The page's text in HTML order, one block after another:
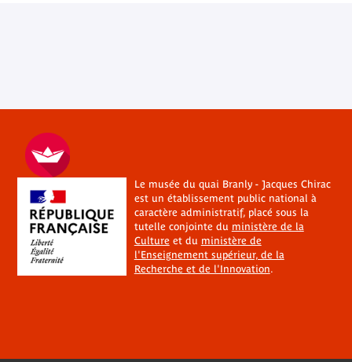
Le musée du quai Branly - Jacques Chirac
est un établissement public national à
caractère administratif, placé sous la
tutelle conjointe du ministère de la
Cultureet du ministère de
l'Enseignement supérieur, de la
Recherche et de l'Innovation.